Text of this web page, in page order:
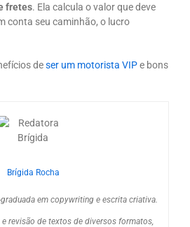
fretes. Ela calcula o valor que deve
conta seu caminhão, o lucro
deser um motorista VIPe bons
Brígida Rocha
em copywriting e escrita criativa.
e revisão de textos de diversos formatos,